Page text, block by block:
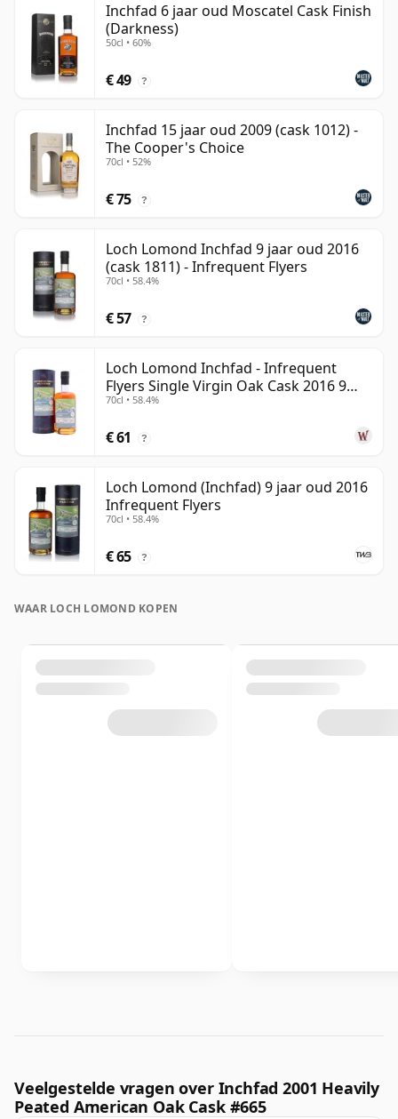
Inchfad 6 jaar oud Moscatel Cask Finish
(Darkness)
50cl • 60%
€ 49 ?
Inchfad 15 jaar oud 2009 (cask 1012) -
The Cooper's Choice
70cl • 52%
€ 75 ?
Loch Lomond Inchfad 9 jaar oud 2016
(cask 1811) - Infrequent Flyers
70cl • 58.4%
€ 57 ?
Loch Lomond Inchfad - Infrequent
Flyers Single Virgin Oak Cask 2016 9
jaar oud
70cl • 58.4%
€ 61 ?
Loch Lomond (Inchfad) 9 jaar oud 2016
Infrequent Flyers
70cl • 58.4%
€ 65 ?
WAAR LOCH LOMOND KOPEN
Veelgestelde vragen over Inchfad 2001 Heavily
Peated American Oak Cask #665